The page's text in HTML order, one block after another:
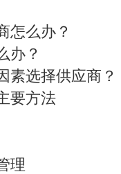
怎么办？
办？
素选择供应商？
要方法
理